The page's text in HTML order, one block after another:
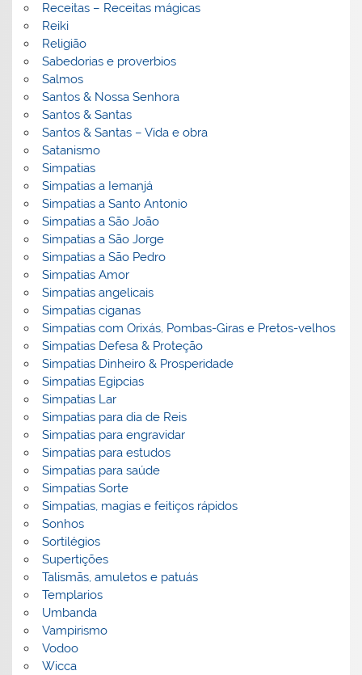
Receitas – Receitas mágicas
Reiki
Religião
Sabedorias e proverbios
Salmos
Santos & Nossa Senhora
Santos & Santas
Santos & Santas – Vida e obra
Satanismo
Simpatias
Simpatias a Iemanjá
Simpatias a Santo Antonio
Simpatias a São João
Simpatias a São Jorge
Simpatias a São Pedro
Simpatias Amor
Simpatias angelicais
Simpatias ciganas
Simpatias com Orixás, Pombas-Giras e Pretos-velhos
Simpatias Defesa & Proteção
Simpatias Dinheiro & Prosperidade
Simpatias Egipcias
Simpatias Lar
Simpatias para dia de Reis
Simpatias para engravidar
Simpatias para estudos
Simpatias para saúde
Simpatias Sorte
Simpatias, magias e feitiços rápidos
Sonhos
Sortilégios
Supertições
Talismãs, amuletos e patuás
Templarios
Umbanda
Vampirismo
Vodoo
Wicca